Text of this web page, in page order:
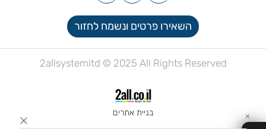
השאירו פרטים ונשמח לחזור
2allsystemltd © 2025 All Rights Reserved
בניית אתרים ✕